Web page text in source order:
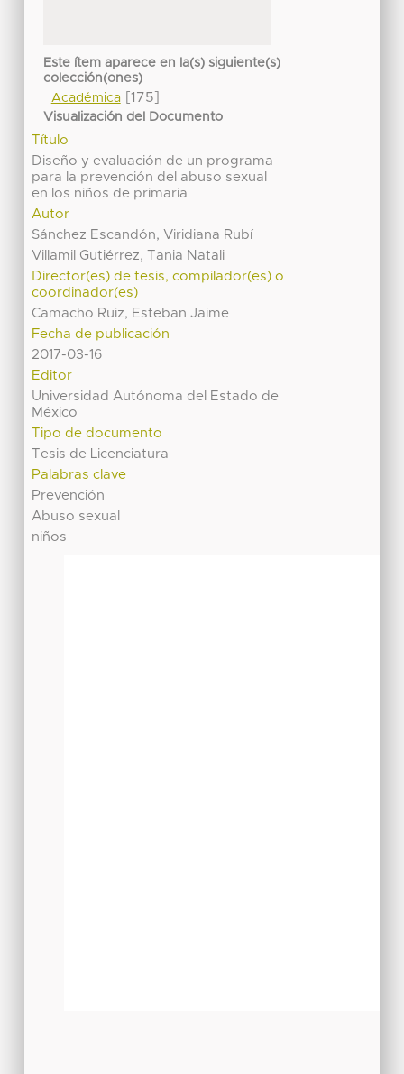
Este ítem aparece en la(s) siguiente(s)
colección(ones)
Académica[175]
Visualización del Documento
Título
Diseño y evaluación de un programa
para la prevención del abuso sexual
en los niños de primaria
Autor
Sánchez Escandón, Viridiana Rubí
Villamil Gutiérrez, Tania Natali
Director(es) de tesis, compilador(es) o
coordinador(es)
Camacho Ruiz, Esteban Jaime
Fecha de publicación
2017-03-16
Editor
Universidad Autónoma del Estado de
México
Tipo de documento
Tesis de Licenciatura
Palabras clave
Prevención
Abuso sexual
niños